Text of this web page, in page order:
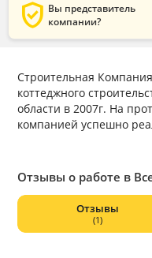
verified_user Вы представитель
компании?
Строительная
коттеджного
области в 2007г. На
компанией успешно
выставках и всегда
технологии
Отзывы о работе в
Отзывы
(1)